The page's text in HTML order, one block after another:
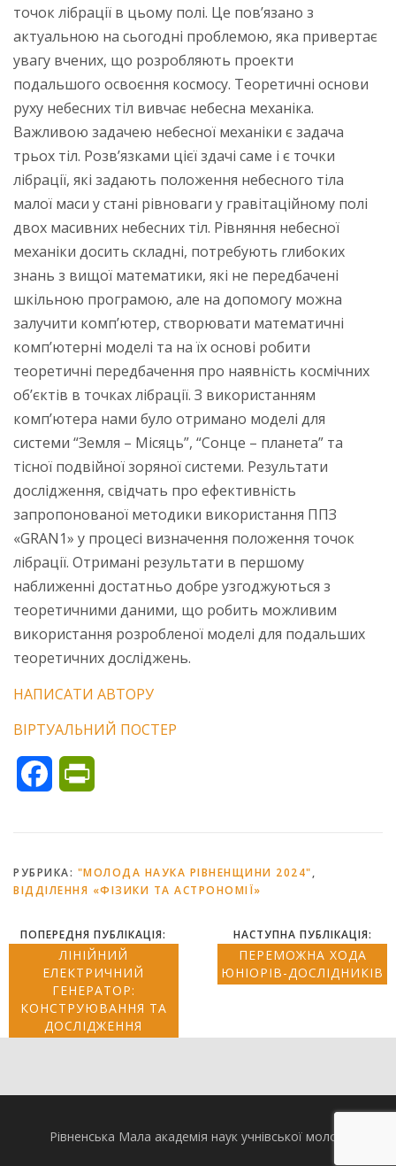
точок лібрації в цьому полі. Це пов’язано з
актуальною на сьогодні проблемою, яка привертає
увагу вчених, що розробляють проекти
подальшого освоєння космосу. Теоретичні основи
руху небесних тіл вивчає небесна механіка.
Важливою задачею небесної механіки є задача
трьох тіл. Розв’язками цієї здачі саме і є точки
лібрації, які задають положення небесного тіла
малої маси у стані рівноваги у гравітаційному полі
двох масивних небесних тіл. Рівняння небесної
механіки досить складні, потребують глибоких
знань з вищої математики, які не передбачені
шкільною програмою, але на допомогу можна
залучити комп’ютер, створювати математичні
комп’ютерні моделі та на їх основі робити
теоретичні передбачення про наявність космічних
об’єктів в точках лібрації. З використанням
комп’ютера нами було отримано моделі для
системи “Земля – Місяць”, “Сонце – планета” та
тісної подвійної зоряної системи. Результати
дослідження, свідчать про ефективність
запропонованої методики використання ППЗ
«GRAN1» у процесі визначення положення точок
лібрації. Отримані результати в першому
наближенні достатньо добре узгоджуються з
теоретичними даними, що робить можливим
використання розробленої моделі для подальших
теоретичних досліджень.
НАПИСАТИ АВТОРУ
ВІРТУАЛЬНИЙ ПОСТЕР
Facebook
РУБРИКА: "МОЛОДА НАУКА РІВНЕНЩИНИ 2024",
ВІДДІЛЕННЯ «ФІЗИКИ ТА АСТРОНОМІЇ»
ПОПЕРЕДНЯ ПУБЛІКАЦІЯ:
ЛІНІЙНИЙ
ЕЛЕКТРИЧНИЙ
ГЕНЕРАТОР:
КОНСТРУЮВАННЯ ТА
ДОСЛІДЖЕННЯ
НАСТУПНА ПУБЛІКАЦІЯ:
ПЕРЕМОЖНА ХОДА
ЮНІОРІВ-ДОСЛІДНИКІВ
Рівненська Мала академія наук учнівської молоді